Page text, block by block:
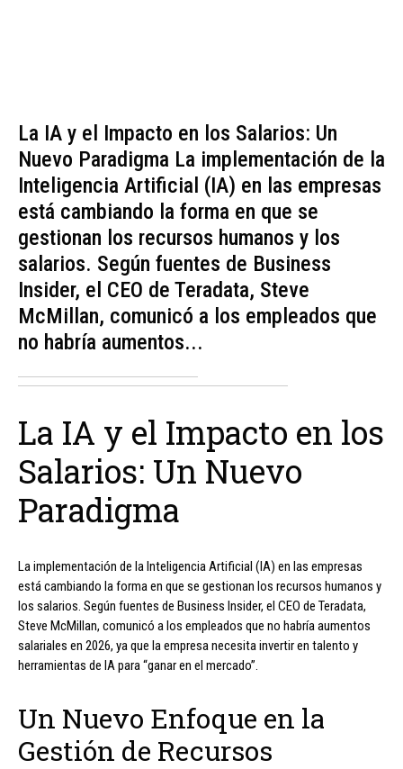
La IA y el Impacto en los Salarios: Un
Nuevo Paradigma La implementación de la
Inteligencia Artificial (IA) en las empresas
está cambiando la forma en que se
gestionan los recursos humanos y los
salarios. Según fuentes de Business
Insider, el CEO de Teradata, Steve
McMillan, comunicó a los empleados que
no habría aumentos...
La IA y el Impacto en los
Salarios: Un Nuevo
Paradigma
La implementación de la Inteligencia Artificial (IA) en las empresas
está cambiando la forma en que se gestionan los recursos humanos y
los salarios. Según fuentes de Business Insider, el CEO de Teradata,
Steve McMillan, comunicó a los empleados que no habría aumentos
salariales en 2026, ya que la empresa necesita invertir en talento y
herramientas de IA para “ganar en el mercado”.
Un Nuevo Enfoque en la
Gestión de Recursos